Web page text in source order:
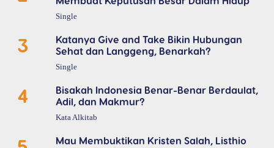
Single
3
Katanya Give and Take Bikin Hubungan
Sehat dan Langgeng, Benarkah?
Single
4
Bisakah Indonesia Benar-Benar Berdaulat,
Adil, dan Makmur?
Kata Alkitab
Mau Membuktikan Kristen Salah, Listhio